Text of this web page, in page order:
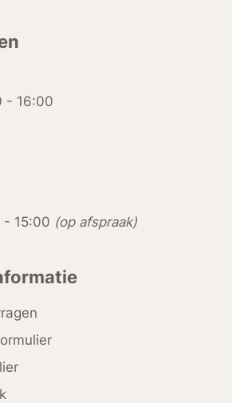
- 16:00
- 15:00 (op afspraak)